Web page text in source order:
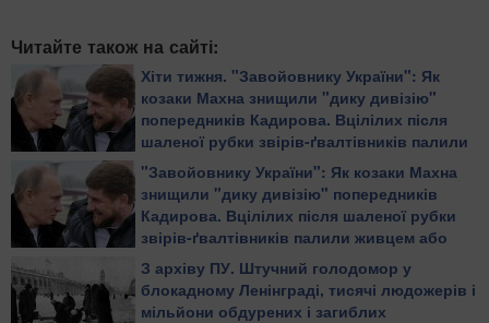
Читайте також на сайті:
Хіти тижня. "Завойовнику України": Як
козаки Махна знищили "дику дивізію"
попередників Кадирова. Вцілілих після
шаленої рубки звірів-ґвалтівників палили
живцем або повільно рубали на дрібні
шматки
"Завойовнику України": Як козаки Махна
знищили "дику дивізію" попередників
Кадирова. Вцілілих після шаленої рубки
звірів-ґвалтівників палили живцем або
повільно рубали на дрібні шматки
З архіву ПУ. Штучний голодомор у
блокадному Ленінграді, тисячі людожерів і
мільйони обдурених і загиблих